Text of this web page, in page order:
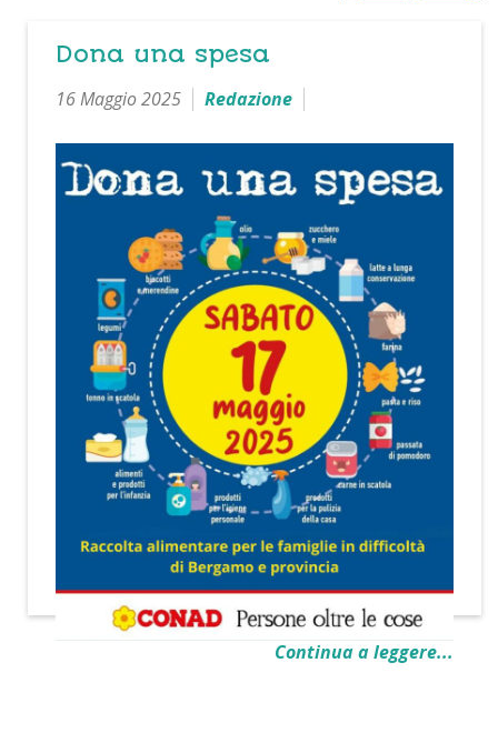
Dona una spesa
16 Maggio 2025 Redazione
Continua a leggere...